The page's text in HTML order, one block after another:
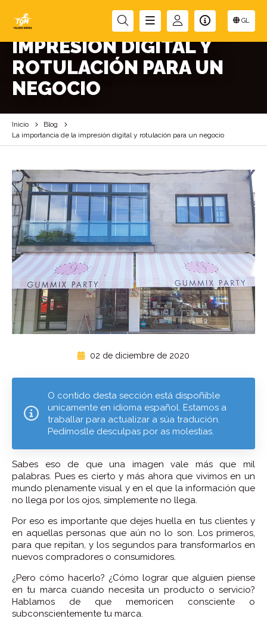
GL
LA IMPORTANCIA DE LA
IMPRESIÓN DIGITAL Y
ROTULACIÓN PARA UN
NEGOCIO
Inicio
Blog
La importancia de la impresión digital y rotulación para un negocio
02 de diciembre de 2020
O contido desta sección está dispoñible
unicamente en idioma español. Estamos a
traballar para actualizar a súa tradución.
Pedímoslle desculpas por as molestias.
Sabes eso de que una imagen vale más que mil
palabras. Pues es cierto y más ahora que vivimos en un
mundo plenamente visual y en el que la información que
no llega por los ojos, simplemente no llega.
Por eso es importante que dejes huella en tus clientes y
en aquellas personas que aún no lo son. Los primeros,
para que repitan, y los segundos para transformarlos en
nuevos compradores o consumidores.
¿Pero cómo hacerlo? ¿Cómo lograr que alguien piense
en tu marca cuando necesita un producto o servicio?
Hablamos de que memoricen consciente o
subconscientemente tu marca.